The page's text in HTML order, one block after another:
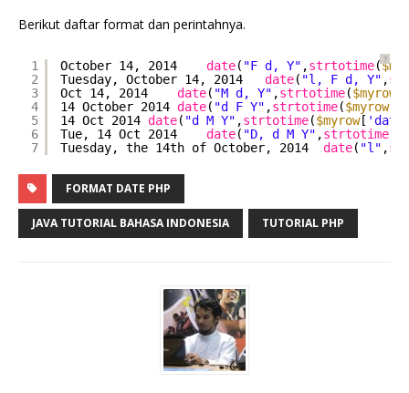
Berikut daftar format dan perintahnya.
?
1
2
3
4
5
6
7
October 14, 2014 date( "F d, Y" ,strtotime(
Tuesday, October 14, 2014 date( "l, F d, Y" ,
Oct 14, 2014 date( "M d, Y" ,strtotime($myrow
14 October 2014 date( "d F Y" ,strtotime($myrow[
14 Oct 2014 date( "d M Y" ,strtotime($myrow[
Tue, 14 Oct 2014 date( "D, d M Y" ,strtotime
Tuesday, the 14th of October, 2014 date( "l" ,
FORMAT DATE PHP
JAVA TUTORIAL BAHASA INDONESIA TUTORIAL PHP